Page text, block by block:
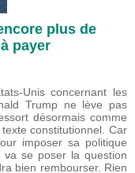
plus de
payer
Unis concernant les
Trump ne lève pas
désormais comme
constitutionnel. Car
imposer sa politique
se poser la question
bien rembourser. Rien